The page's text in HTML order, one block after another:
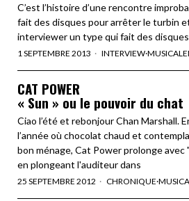
C’est l’histoire d’une rencontre
fait des disques pour arrêter le turbin
interviewer un type qui fait des
1 SEPTEMBRE 2013 INTERVIEW·
CAT POWER
« Sun » ou le pouvoir du chat
Ciao l’été et rebonjour Chan Marshall.
l’année où chocolat chaud et
bon ménage, Cat Power prolonge avec
en plongeant l'auditeur dans
25 SEPTEMBRE 2012 CHRONIQUE·